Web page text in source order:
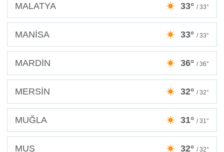
MALATYA 33° / 33°
MANİSA 33° / 33°
MARDİN 36° / 36°
MERSİN 32° / 32°
MUĞLA 31° / 31°
MUŞ 32° / 32°